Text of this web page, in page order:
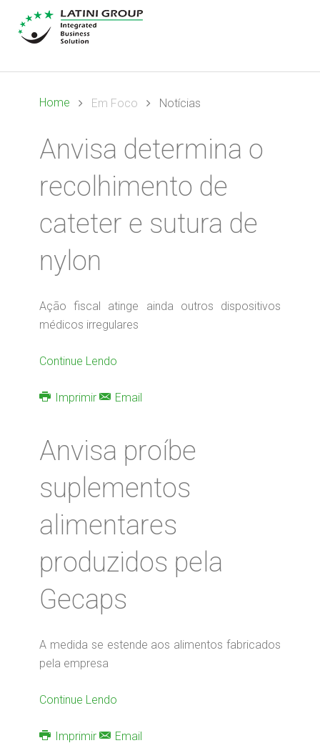
Home Em Foco Notícias
Anvisa determina o
recolhimento de
cateter e sutura de
nylon
Ação fiscal atinge ainda outros dispositivos
médicos irregulares
Continue Lendo
Imprimir Email
Anvisa proíbe
suplementos
alimentares
produzidos pela
Gecaps
A medida se estende aos alimentos fabricados
pela empresa
Continue Lendo
Imprimir Email